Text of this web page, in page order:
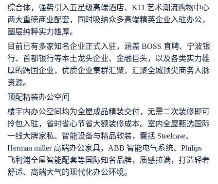
综合体，强势引入五星级高端酒店、K11 艺术潮流购物中心
两大重磅商业配套，同时吸纳众多高端精英企业入驻办公，
圈层纯粹实力雄厚。
目前已有多家知名企业正式入驻，涵盖 BOSS 直聘、宁波银
行、首都银行等本土龙头企业、金融巨头，以及各类实力雄
厚的跨国企业，优质企业集群汇聚，汇聚全城顶尖商务人脉
资源。
顶配精装办公空间
楼宇内办公空间均为全屋成品精装交付，无需二次装修即可
拎包入驻，省时省心节省大额装修成本。室内全屋甄选国际
一线大牌家私、智能设备与精品软装，囊括 Steelcase、
Herman miller 高端办公家具，ABB 智能电气系统、Philips
飞利浦全屋智能配套等国际知名品牌，质感拉满，打造轻奢
舒适、高端大气的现代化办公环境。